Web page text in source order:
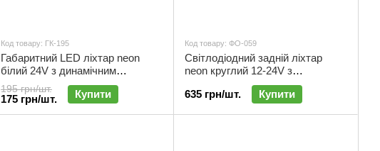
Код товару: ГК-195
Габаритний LED ліхтар neon
білий 24V з динамічним
поворотом | ГК-195
195 грн/шт.
175 грн/шт. Купити
Код товару: ФО-059
Світлодіодний задній ліхтар
neon круглий 12-24V з
динамічним поворотом | ФО-059
635 грн/шт.
Купити